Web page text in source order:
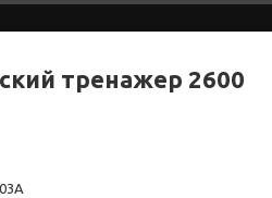
тренажер 2600